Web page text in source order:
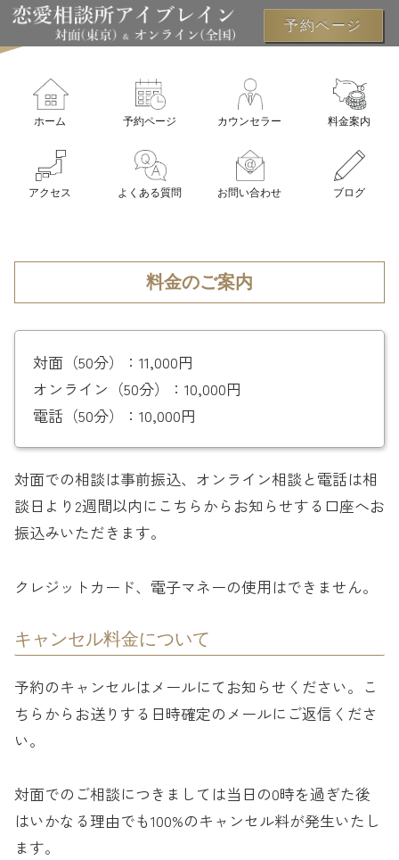
ホーム 予約ページ カウンセラー 料金案内
アクセス よくある質問 お問い合わせ ブログ
料金のご案内
対面（50分）：11,000円
オンライン（50分）：10,000円
電話（50分）：10,000円
対面での相談は事前振込、オンライン相談と電話は相
談日より2週間以内にこちらからお知らせする口座へお
振込みいただきます。
クレジットカード、電子マネーの使用はできません。
キャンセル料金について
予約のキャンセルはメールにてお知らせください。こ
ちらからお送りする日時確定のメールにご返信くださ
い。
対面でのご相談につきましては当日の0時を過ぎた後
はいかなる理由でも100%のキャンセル料が発生いたし
ます。
予約ページ